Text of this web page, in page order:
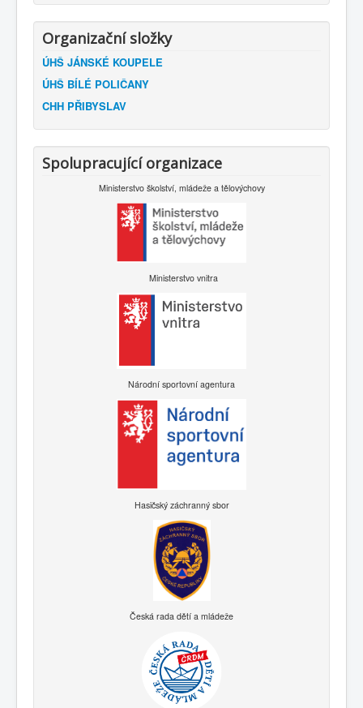
Organizační složky
ÚHŠ JÁNSKÉ KOUPELE
ÚHŠ BÍLÉ POLIČANY
CHH PŘIBYSLAV
Spolupracující organizace
Ministerstvo školství, mládeže a tělovýchovy
Ministerstvo vnitra
Národní sportovní agentura
Hasičský záchranný sbor
Česká rada dětí a mládeže